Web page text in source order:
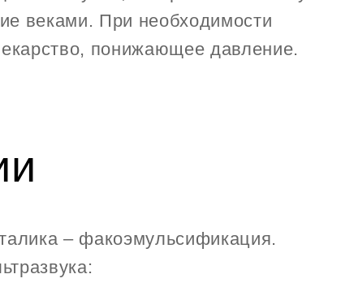
веками. При необходимости
понижающее давление.
– факоэмульсификация.